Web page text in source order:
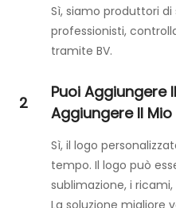
Sì, siamo produttori di
professionisti,
tramite BV.
2
Puoi Aggiungere
Aggiungere Il Mio
Sì, il logo
tempo. Il logo può
sublimazione, i